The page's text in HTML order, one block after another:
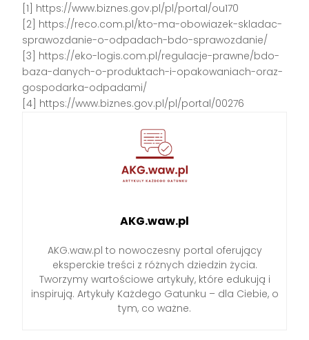
[1] https://www.biznes.gov.pl/pl/portal/ou170
[2] https://reco.com.pl/kto-ma-obowiazek-skladac-
sprawozdanie-o-odpadach-bdo-sprawozdanie/
[3] https://eko-logis.com.pl/regulacje-prawne/bdo-
baza-danych-o-produktach-i-opakowaniach-oraz-
gospodarka-odpadami/
[4] https://www.biznes.gov.pl/pl/portal/00276
AKG.waw.pl
AKG.waw.pl to nowoczesny portal oferujący
eksperckie treści z różnych dziedzin życia.
Tworzymy wartościowe artykuły, które edukują i
inspirują. Artykuły Każdego Gatunku – dla Ciebie, o
tym, co ważne.